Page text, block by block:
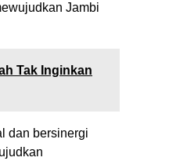
Jambi
Tak Inginkan
dan bersinergi